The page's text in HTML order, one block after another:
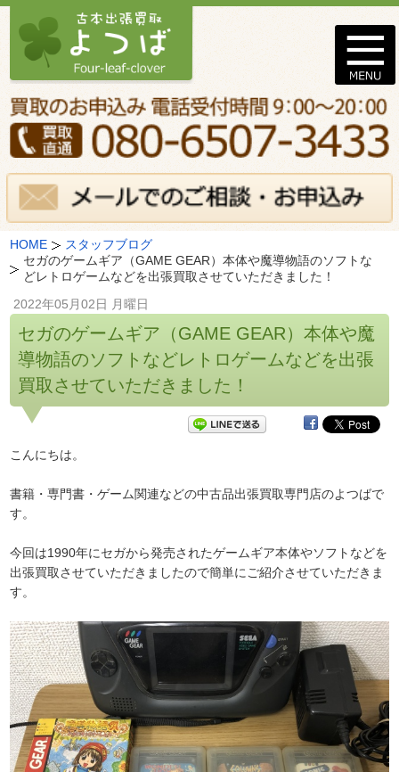
HOME
スタッフブログ
セガのゲームギア（GAME GEAR）本体や魔導物語のソフトな
どレトロゲームなどを出張買取させていただきました！
2022年05月02日 月曜日
セガのゲームギア（GAME GEAR）本体や魔
導物語のソフトなどレトロゲームなどを出張
買取させていただきました！
こんにちは。
書籍・専門書・ゲーム関連などの中古品出張買取専門店のよつばで
す。
今回は1990年にセガから発売されたゲームギア本体やソフトなどを
出張買取させていただきましたので簡単にご紹介させていただきま
す。